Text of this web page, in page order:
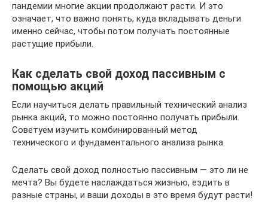
пандемии многие акции продолжают расти. И это
означает, что важно понять, куда вкладывать деньги
именно сейчас, чтобы потом получать постоянные
растущие прибыли.
Как сделать свой доход пассивным с
помощью акций
Если научиться делать правильный технический анализ
рынка акций, то можно постоянно получать прибыли.
Советуем изучить комбинированный метод
технического и фундаментального анализа рынка.
Сделать свой доход полностью пассивным — это ли не
мечта? Вы будете наслаждаться жизнью, ездить в
разные страны, и ваши доходы в это время будут расти!